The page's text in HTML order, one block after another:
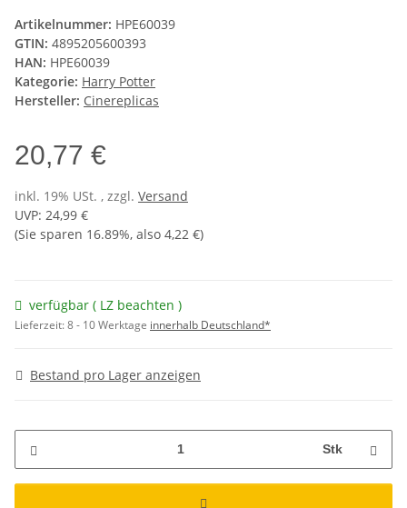
Artikelnummer: HPE60039
GTIN: 4895205600393
HAN: HPE60039
Kategorie: Harry Potter
Hersteller: Cinereplicas
20,77 €
inkl. 19% USt. , zzgl. Versand
UVP: 24,99 €
(Sie sparen 16.89%, also 4,22 €)
verfügbar ( LZ beachten )
Lieferzeit:8 - 10 Werktage innerhalb Deutschland*
Bestand pro Lager anzeigen
Stk